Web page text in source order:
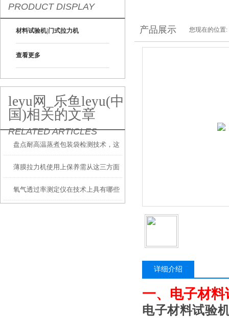
PRODUCT DISPLAY
材料试验机|门式拉力机
查看更多
leyu网_乐鱼leyu(中
国)相关的文章
RELATED ARTICLES
盘点耐高温蒸煮包装袋检测技术，这
个必须重视
薄膜拉力机使用上保养需从这三方面
入手
氧气透过率测定仪在技术上具有哪些
产品展示 您现在的位置:
详细介绍
一、 电子材
电子材料试验